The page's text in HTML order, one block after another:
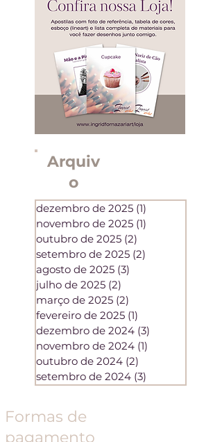
Arquiv
o
dezembro de 2025 (1)
novembro de 2025 (1)
outubro de 2025 (2)
setembro de 2025 (2)
agosto de 2025 (3)
julho de 2025 (2)
março de 2025 (2)
fevereiro de 2025 (1)
dezembro de 2024 (3)
novembro de 2024 (1)
outubro de 2024 (2)
setembro de 2024 (3)
Formas de
pagamento